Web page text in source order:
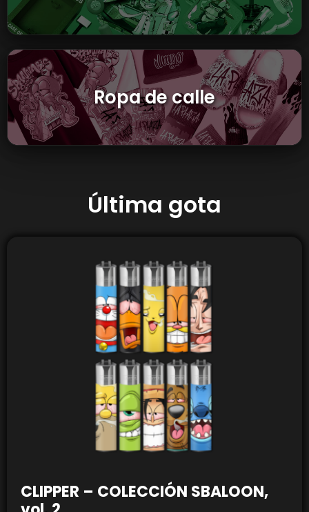
Ropa de calle
Última gota
CLIPPER – COLECCIÓN SBALOON,